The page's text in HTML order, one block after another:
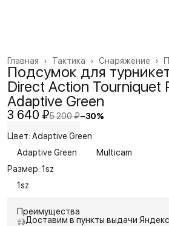
Снаряжение ›
Тактика ›
Главная ›
Подсумок для
Direct Action Tourniquet
Adaptive Green
3 640 ₽5 200 ₽−30%
Цвет: Adaptive Green
Adaptive Green
Multicam
Размер: 1sz
1sz
Преимущества
Доставим в пункты выдачи